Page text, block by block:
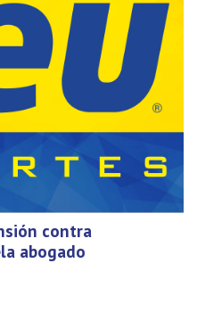
contra
abogado